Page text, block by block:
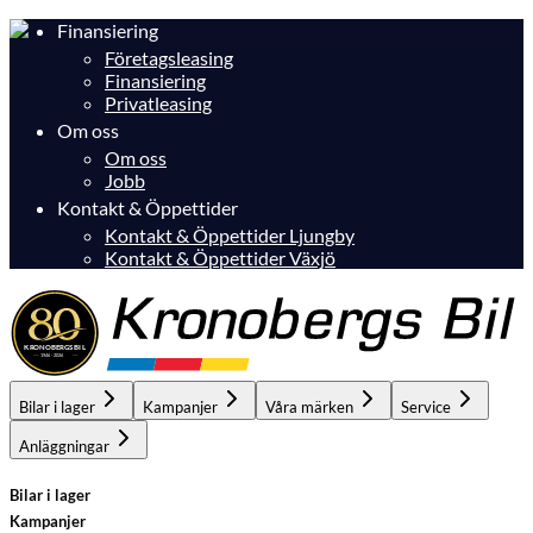
Finansiering
Företagsleasing
Finansiering
Privatleasing
Om oss
Om oss
Jobb
Kontakt & Öppettider
Kontakt & Öppettider Ljungby
Kontakt & Öppettider Växjö
Bilar i lager Kampanjer Våra märken Service
Anläggningar
Bilar i lager
Kampanjer